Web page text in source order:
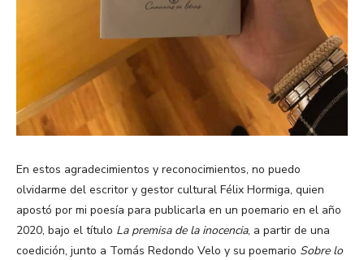
En estos agradecimientos y reconocimientos, no puedo
olvidarme del escritor y gestor cultural Félix Hormiga, quien
apostó por mi poesía para publicarla en un poemario en el año
2020, bajo el título La premisa de la inocencia, a partir de una
coedición, junto a Tomás Redondo Velo y su poemario Sobre lo